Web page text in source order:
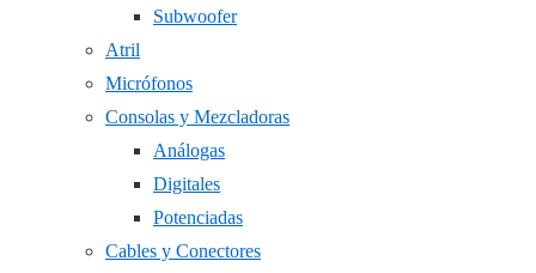
Subwoofer
Atril
Micrófonos
Consolas y Mezcladoras
Análogas
Digitales
Potenciadas
Cables y Conectores